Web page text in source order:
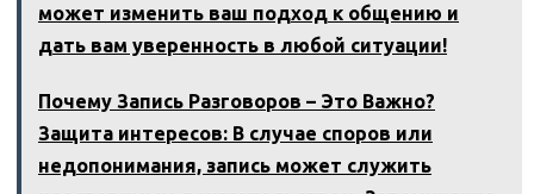
может изменить ваш подход к общению и
дать вам уверенность в любой ситуации!
Почему Запись Разговоров – Это Важно?
Защита интересов: В случае споров или
недопонимания, запись может служить